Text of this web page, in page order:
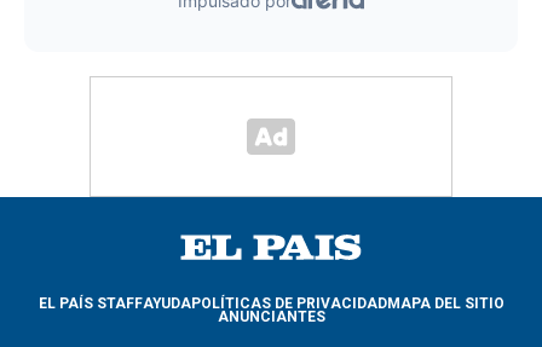
EL PAÍS STAFFAYUDAPOLÍTICAS DE PRIVACIDADMAPA DEL SITIO
ANUNCIANTES